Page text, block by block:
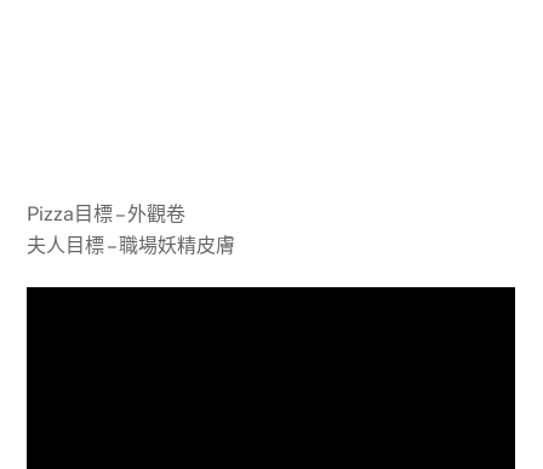
Pizza目標 – 外觀卷
夫人目標 – 職場妖精皮膚